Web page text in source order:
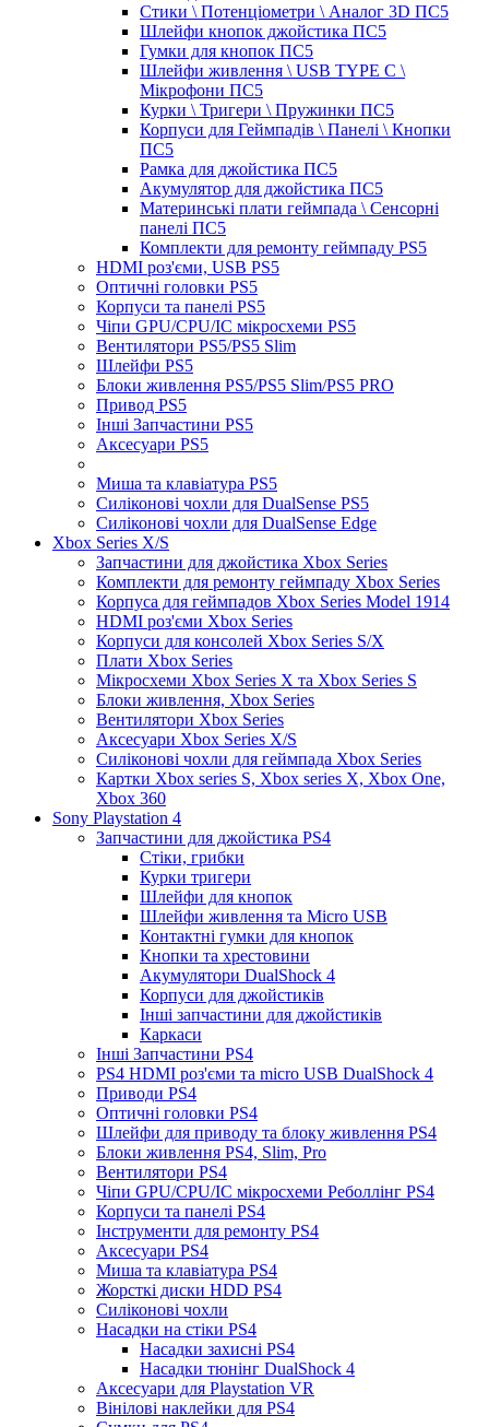
Стики \ Потенціометри \ Аналог 3D ПС5
Шлейфи кнопок джойстика ПС5
Гумки для кнопок ПС5
Шлейфи живлення \ USB TYPE C \
Мікрофони ПС5
Курки \ Тригери \ Пружинки ПС5
Корпуси для Геймпадів \ Панелі \ Кнопки
ПС5
Рамка для джойстика ПС5
Акумулятор для джойстика ПС5
Материнські плати геймпада \ Сенсорні
панелі ПС5
Комплекти для ремонту геймпаду PS5
HDMI роз'єми, USB PS5
Оптичні головки PS5
Корпуси та панелі PS5
Чіпи GPU/CPU/IC мікросхеми PS5
Вентилятори PS5/PS5 Slim
Шлейфи PS5
Блоки живлення PS5/PS5 Slim/PS5 PRO
Привод PS5
Інші Запчастини PS5
Аксесуари PS5
Миша та клавіатура PS5
Силіконові чохли для DualSense PS5
Силіконові чохли для DualSense Edge
Xbox Series X/S
Запчастини для джойстика Xbox Series
Комплекти для ремонту геймпаду Xbox Series
Корпуса для геймпадов Xbox Series Model 1914
HDMI роз'єми Xbox Series
Корпуси для консолей Xbox Series S/X
Плати Xbox Series
Мікросхеми Xbox Series X та Xbox Series S
Блоки живлення, Xbox Series
Вентилятори Xbox Series
Аксесуари Xbox Series X/S
Силіконові чохли для геймпада Xbox Series
Картки Xbox series S, Xbox series X, Xbox One,
Xbox 360
Sony Playstation 4
Запчастини для джойстика PS4
Стіки, грибки
Курки тригери
Шлейфи для кнопок
Шлейфи живлення та Micro USB
Контактні гумки для кнопок
Кнопки та хрестовини
Акумулятори DualShock 4
Корпуси для джойстиків
Інші запчастини для джойстиків
Каркаси
Інші Запчастини PS4
PS4 HDMI роз'єми та micro USB DualShock 4
Приводи PS4
Оптичні головки PS4
Шлейфи для приводу та блоку живлення PS4
Блоки живлення PS4, Slim, Pro
Вентилятори PS4
Чіпи GPU/CPU/IC мікросхеми Реболлінг PS4
Корпуси та панелі PS4
Інструменти для ремонту PS4
Аксесуари PS4
Миша та клавіатура PS4
Жорсткі диски HDD PS4
Силіконові чохли
Насадки на стіки PS4
Насадки захисні PS4
Насадки тюнінг DualShock 4
Аксесуари для Playstation VR
Вінілові наклейки для PS4